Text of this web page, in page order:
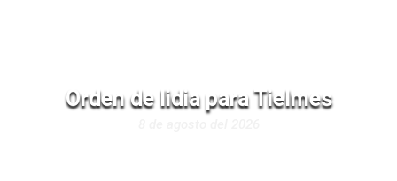
Orden de lidia para Tielmes